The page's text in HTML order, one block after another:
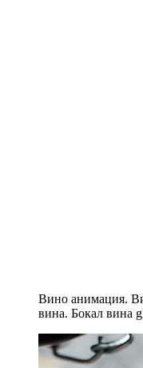
Вино анимация.
вина. Бокал вина